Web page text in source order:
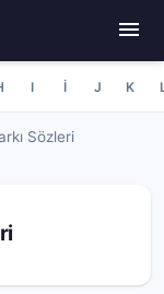
I İ J K
Sözleri